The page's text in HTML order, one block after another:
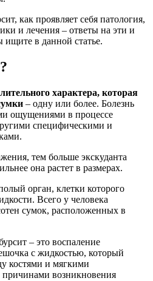
как проявляет себя патология,
и лечения – ответы на эти и
ищите в данной статье.
характера, которая
– одну или более. Болезнь
ощущениями в процессе
специфическими и
тем больше экскуданта
она растет в размерах.
орган, клетки которого
Всего у человека
сумок, расположенных в
– это воспаление
с жидкостью, который
костями и мягкими
возникновения